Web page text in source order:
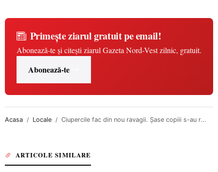
Primește ziarul gratuit pe email!
Abonează-te și citești ziarul Gazeta Nord-Vest zilnic, gratuit.
Abonează-te
Acasa Locale Ciupercile fac din nou ravagii. Șase copiii s-au r...
ARTICOLE SIMILARE